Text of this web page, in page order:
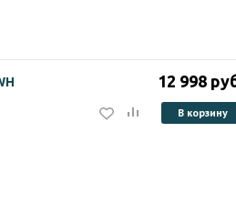
12 998
В корзину